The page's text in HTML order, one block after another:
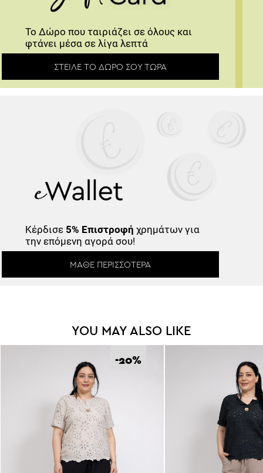
Το Δώρο που ταιριάζει σε όλους και
φτάνει μέσα σε λίγα λεπτά
ΣΤΕΊΛΕ ΤΟ ΔΏΡΟ ΣΟΥ ΤΏΡΑ
Κέρδισε 5% Επιστροφή χρημάτων για
την επόμενη αγορά σου!
ΜΆΘΕ ΠΕΡΙΣΣΌΤΕΡΑ
YOU MAY ALSO LIKE
-20%